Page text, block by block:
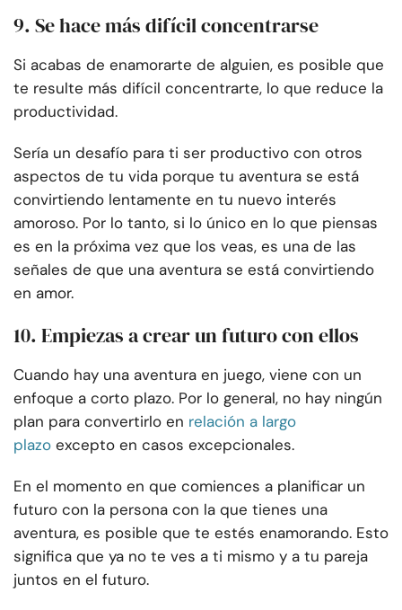
9. Se hace más difícil concentrarse
Si acabas de enamorarte de alguien, es posible que
te resulte más difícil concentrarte, lo que reduce la
productividad.
Sería un desafío para ti ser productivo con otros
aspectos de tu vida porque tu aventura se está
convirtiendo lentamente en tu nuevo interés
amoroso. Por lo tanto, si lo único en lo que piensas
es en la próxima vez que los veas, es una de las
señales de que una aventura se está convirtiendo
en amor.
10. Empiezas a crear un futuro con ellos
Cuando hay una aventura en juego, viene con un
enfoque a corto plazo. Por lo general, no hay ningún
plan para convertirlo en relación a largo
plazo excepto en casos excepcionales.
En el momento en que comiences a planificar un
futuro con la persona con la que tienes una
aventura, es posible que te estés enamorando. Esto
significa que ya no te ves a ti mismo y a tu pareja
juntos en el futuro.